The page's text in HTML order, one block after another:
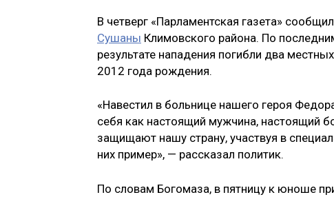
В четверг «Парламентская газета»
Сушаны Климовского района. По
результате нападения погибли два
2012 года рождения.
«Навестил в больнице нашего героя
себя как настоящий мужчина, настоящий
защищают нашу страну, участвуя в
них пример», — рассказал политик.
По словам Богомаза, в пятницу к юноше